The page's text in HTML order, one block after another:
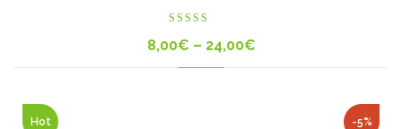
out of 5
8,00€ – 24,00€
-5%
Hot